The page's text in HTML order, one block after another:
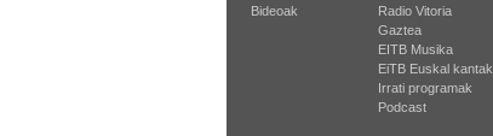
Bideoak
Radio Vitoria
Gaztea
EITB Musika
EiTB Euskal kantak
Irrati programak
Podcast